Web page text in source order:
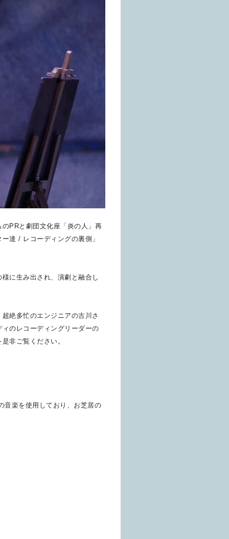
のPRと劇団文化座「炎の人」再
達 / レコーディングの裏側」
様に生み出され、演劇と融合し
超絶多忙のエンジニアの古川さ
のレコーディングリーダーの
是非ご覧ください。
音楽を使用しており、お芝居の